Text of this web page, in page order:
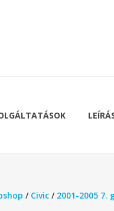
/ Civic / 2001-2005 7.